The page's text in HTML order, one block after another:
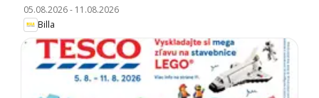
05.08.2026- 11.08.2026
Billa